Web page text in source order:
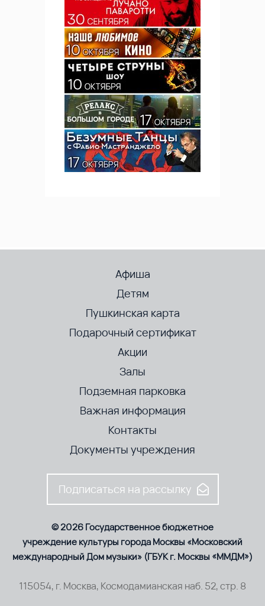
Афиша
Детям
Пушкинская карта
Подарочный сертификат
Акции
Залы
Подземная парковка
Важная информация
Контакты
Документы учреждения
Подписаться на рассылку
© 2026 Государственное бюджетное
учреждение культуры города Москвы «Московский
международный Дом музыки» (ГБУК г. Москвы «ММДМ»)
115054, г. Москва, Космодамианская наб. 52, стр. 8